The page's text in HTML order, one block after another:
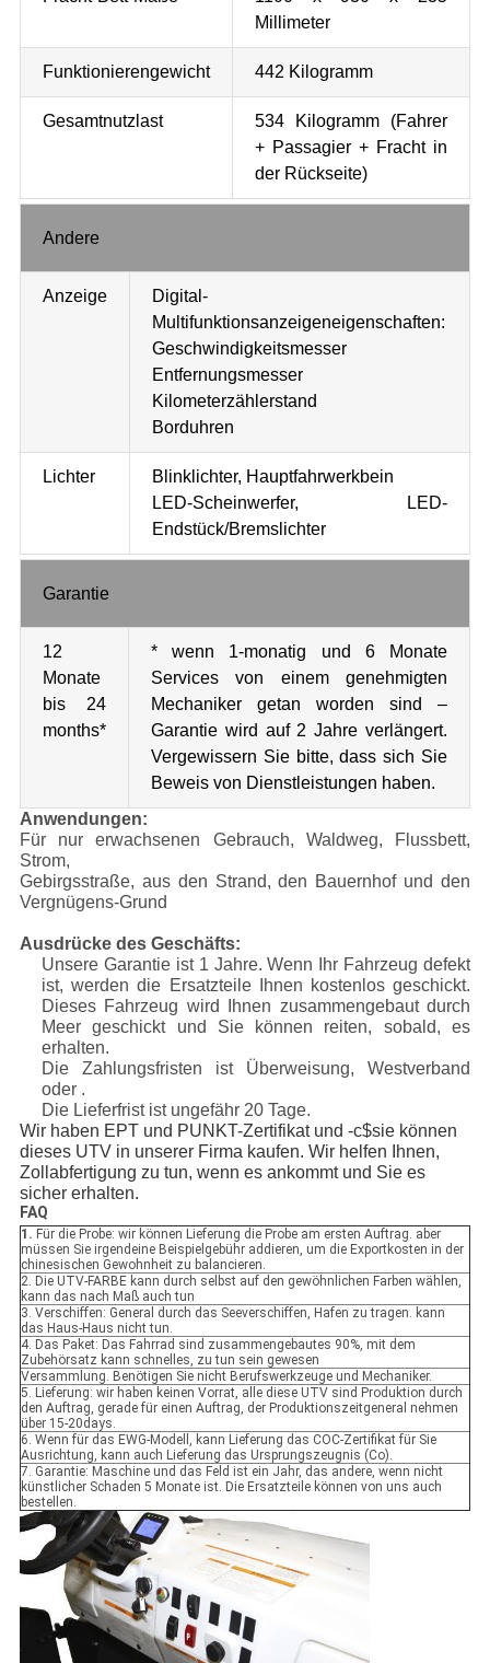
Millimeter
Funktionierengewicht 442 Kilogramm
Gesamtnutzlast
534 Kilogramm (Fahrer
+ Passagier + Fracht in
der Rückseite)
Andere
Anzeige
Digital-
Multifunktionsanzeigeneigenschaften:
Geschwindigkeitsmesser
Entfernungsmesser
Kilometerzählerstand
Borduhren
Lichter
Blinklichter, Hauptfahrwerkbein
LED-Scheinwerfer, LED-
Endstück/Bremslichter
Garantie
12
Monate
bis 24
months*
* wenn 1-monatig und 6 Monate
Services von einem genehmigten
Mechaniker getan worden sind –
Garantie wird auf 2 Jahre verlängert.
Vergewissern Sie bitte, dass sich Sie
Beweis von Dienstleistungen haben.
Anwendungen:
Für nur erwachsenen Gebrauch, Waldweg, Flussbett,
Strom,
Gebirgsstraße, aus den Strand, den Bauernhof und den
Vergnügens-Grund
Ausdrücke des Geschäfts:
Unsere Garantie ist 1 Jahre. Wenn Ihr Fahrzeug defekt
ist, werden die Ersatzteile Ihnen kostenlos geschickt.
Dieses Fahrzeug wird Ihnen zusammengebaut durch
Meer geschickt und Sie können reiten, sobald, es
erhalten.
Die Zahlungsfristen ist Überweisung, Westverband
oder .
Die Lieferfrist ist ungefähr 20 Tage.
Wir haben EPT und PUNKT-Zertifikat und -c$sie können
dieses UTV in unserer Firma kaufen. Wir helfen Ihnen,
Zollabfertigung zu tun, wenn es ankommt und Sie es
sicher erhalten.
FAQ
1. Für die Probe: wir können Lieferung die Probe am ersten Auftrag. aber
müssen Sie irgendeine Beispielgebühr addieren, um die Exportkosten in der
chinesischen Gewohnheit zu balancieren.
2. Die UTV-FARBE kann durch selbst auf den gewöhnlichen Farben wählen,
kann das nach Maß auch tun
3. Verschiffen: General durch das Seeverschiffen, Hafen zu tragen. kann
das Haus-Haus nicht tun.
4. Das Paket: Das Fahrrad sind zusammengebautes 90%, mit dem
Zubehörsatz kann schnelles, zu tun sein gewesen
Versammlung. Benötigen Sie nicht Berufswerkzeuge und Mechaniker.
5. Lieferung: wir haben keinen Vorrat, alle diese UTV sind Produktion durch
den Auftrag, gerade für einen Auftrag, der Produktionszeitgeneral nehmen
über 15-20days.
6. Wenn für das EWG-Modell, kann Lieferung das COC-Zertifikat für Sie
Ausrichtung, kann auch Lieferung das Ursprungszeugnis (Co).
7. Garantie: Maschine und das Feld ist ein Jahr, das andere, wenn nicht
künstlicher Schaden 5 Monate ist. Die Ersatzteile können von uns auch
bestellen.